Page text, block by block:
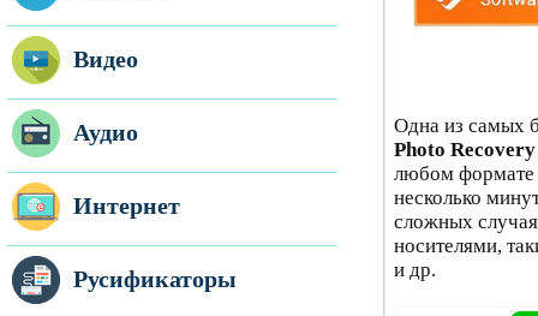
Видео
Аудио
Интернет
Русификаторы
Одна из самых
Photo Recovery
любом формате
несколько
сложных
носителями,
и др.